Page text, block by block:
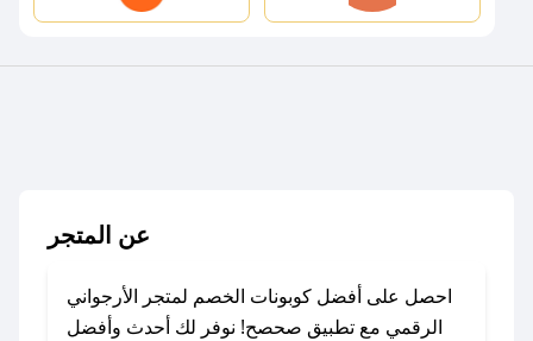
عن المتجر
احصل على أفضل كوبونات الخصم لمتجر الأرجواني
الرقمي مع تطبيق صحصح! نوفر لك أحدث وأفضل